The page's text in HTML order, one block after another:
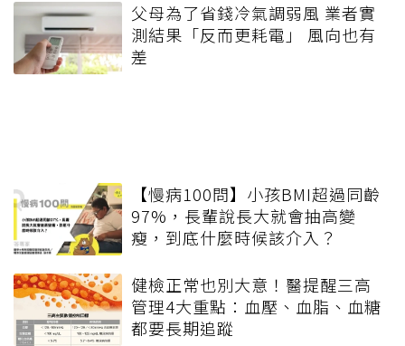
父母為了省錢冷氣調弱風 業者實
測結果「反而更耗電」 風向也有
差
【慢病100問】小孩BMI超過同齡
97%，長輩說長大就會抽高變
瘦，到底什麼時候該介入？
健檢正常也別大意！醫提醒三高
管理4大重點：血壓、血脂、血糖
都要長期追蹤